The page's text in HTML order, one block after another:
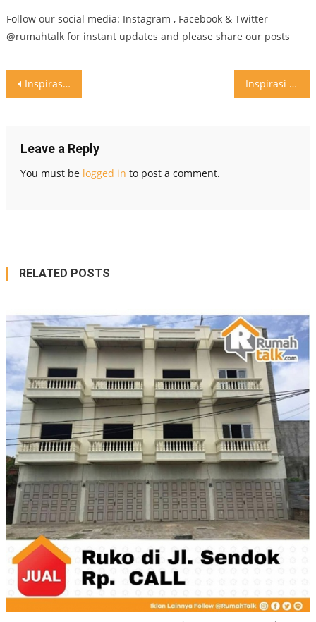
Follow our social media: Instagram , Facebook & Twitter
@rumahtalk for instant updates and please share our posts
Post
Inspirasi tangga yang unik . Kalau suka dilike ya Inspirasi design kamar mandi wastafel yang simple dan berkelas Ingat like kalau suka biar kami tau
Leave a Reply
You must be logged in to post a comment.
RELATED POSTS